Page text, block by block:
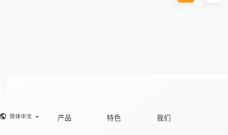
简体中文 产品 特色 我们